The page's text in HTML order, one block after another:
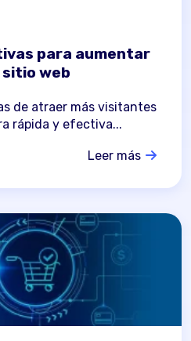
para aumentar
web
de atraer más visitantes
rápida y efectiva...
Leer más